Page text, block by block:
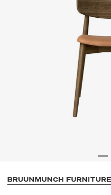
BRUUNMUNCH FURNITURE